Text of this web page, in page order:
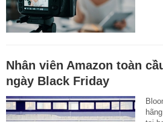
Nhân viên Amazon toàn
ngày Black Friday